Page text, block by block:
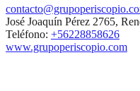
José Joaquín Pérez 2765,
Teléfono: +56228858626
www.grupoperiscopio.com